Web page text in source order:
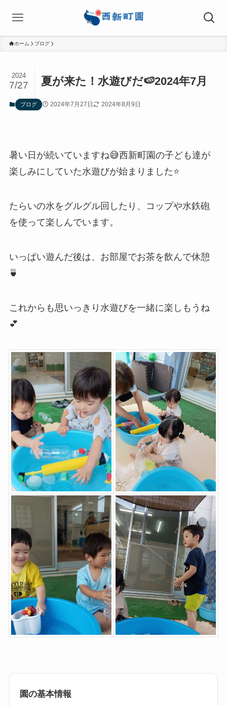
ホーム ブログ
夏が来た！水遊びだ🍉2024年7月
2024
7/27
ブログ 2024年7月27日 2024年8月9日
暑い日が続いていますね😅西新町園の子ども達が
楽しみにしていた水遊びが始まりました⭐
たらいの水をグルグル回したり、コップや水鉄砲
を使って楽しんでいます。
いっぱい遊んだ後は、お部屋でお茶を飲んで休憩
🍵
これからも思いっきり水遊びを一緒に楽しもうね
💕
園の基本情報